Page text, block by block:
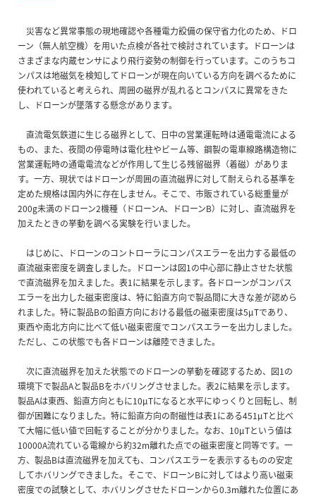
災害など異常事態の現地確認や各種電力設備の保守省力化のため、ドロ
ーン（無人航空機）を用いた点検が各社で検討されています。ドローンは
さまざまな内蔵センサにより飛行姿勢の制御を行っています。このうちコ
ンパスは地磁気を検知してドローンが現在向いている方向を調べるために
使われていると考えられ、周囲の磁界が乱れるとコンパスに異常をきた
し、ドローンが墜落する懸念があります。
直流電気鉄道に生じる磁界として、日中の営業運転時は通電電流による
もの、また、夜間の停電時は電化柱やビーム等、鋼製の電車線路構造物に
営業運転時の通電電流などが作用して生じる残留磁界（着磁）がありま
す。一方、現状ではドローンが周囲の直流磁界に対して耐えられる基準を
定めた規格は国内外に存在しません。そこで、市販されている総重量が
200g未満のドローン2機種（ドローンA、ドローンB）に対し、直流磁界を
加えたときの挙動を調べる実験を行いました。
はじめに、ドローンのコントローラにコンパスエラーを出力する最低の
直流磁束密度を調査しました。ドローンは図1の中心部に静止させた状態
で直流磁界を加えました。表1に結果を示します。各ドローンがコンパス
エラーを出力した磁束密度は、特に鉛直方向で製品間に大きな差が認めら
れました。特に製品Bの鉛直方向における最低の磁束密度は5µTであり、
東西や南北方向に比べて低い磁束密度でコンパスエラーを出力しました。
ただし、この状態でも各ドローンは離陸できました。
次に直流磁界を加えた状態でのドローンの挙動を確認するため、図1の
環境下で製品Aと製品Bをホバリングさせました。表2に結果を示します。
製品Aは東西、鉛直方向ともに10µTになると水平にゆっくりと回転し、制
御が困難になりました。特に鉛直方向の耐磁性は表1にある451µTと比べ
て大幅に低い値で回転することが分かりました。なお、10µTという値は
10000A流れている電線から約32m離れた点での磁束密度と同等です。一
方、製品Bは直流磁界を加えても、コンパスエラーを表示するものの安定
してホバリングできました。そこで、ドローンBに対してはより高い磁束
密度での試験として、ホバリングさせたドローンから0.3m離れた位置にあ